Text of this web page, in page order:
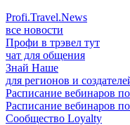
Profi.Travel.News
все новости
Профи в трэвел тут
чат для общения
Знай Наше
для регионов и
Расписание вебинаров
Расписание вебинаров
Сообщество Loyalty